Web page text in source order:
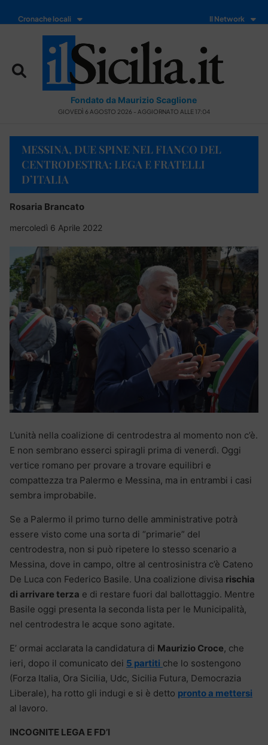
Cronache locali Il Network
Fondato da Maurizio Scaglione
GIOVEDÌ 6 AGOSTO 2026 - AGGIORNATO ALLE 17:04
MESSINA, DUE SPINE NEL FIANCO DEL
CENTRODESTRA: LEGA E FRATELLI
D’ITALIA
Rosaria Brancato
mercoledì 6 Aprile 2022
L’unità nella coalizione di centrodestra al momento non c’è.
E non sembrano esserci spiragli prima di venerdì. Oggi
vertice romano per provare a trovare equilibri e
compattezza tra Palermo e Messina, ma in entrambi i casi
sembra improbabile.
Se a Palermo il primo turno delle amministrative potrà
essere visto come una sorta di “primarie” del
centrodestra, non si può ripetere lo stesso scenario a
Messina, dove in campo, oltre al centrosinistra c’è Cateno
De Luca con Federico Basile. Una coalizione divisa rischia
di arrivare terza e di restare fuori dal ballottaggio. Mentre
Basile oggi presenta la seconda lista per le Municipalità,
nel centrodestra le acque sono agitate.
E’ ormai acclarata la candidatura di Maurizio Croce, che
ieri, dopo il comunicato dei 5 partiti che lo sostengono
(Forza Italia, Ora Sicilia, Udc, Sicilia Futura, Democrazia
Liberale), ha rotto gli indugi e si è detto pronto a mettersi
al lavoro.
INCOGNITE LEGA E FD’I